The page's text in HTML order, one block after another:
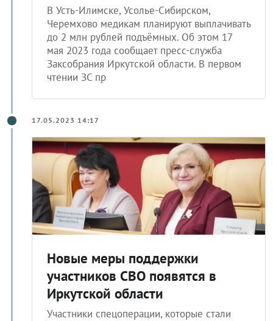
В Усть-Илимске, Усолье-Сибирском,
Черемхово медикам планируют выплачивать
до 2 млн рублей подъёмных. Об этом 17
мая 2023 года сообщает пресс-служба
Заксобрания Иркутской области. В первом
чтении ЗС пр
17.05.2023 14:17
Новые меры поддержки
участников СВО появятся в
Иркутской области
Участники спецоперации, которые стали